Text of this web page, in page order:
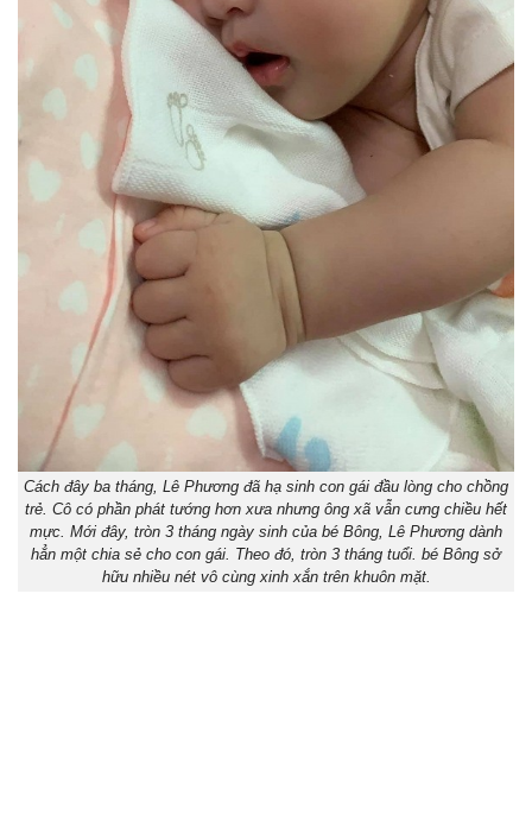
Cách đây ba tháng, Lê Phương đã hạ sinh con gái đầu lòng cho chồng
trẻ. Cô có phần phát tướng hơn xưa nhưng ông xã vẫn cưng chiều hết
mực. Mới đây, tròn 3 tháng ngày sinh của bé Bông, Lê Phương dành
hẳn một chia sẻ cho con gái. Theo đó, tròn 3 tháng tuổi. bé Bông sở
hữu nhiều nét vô cùng xinh xắn trên khuôn mặt.